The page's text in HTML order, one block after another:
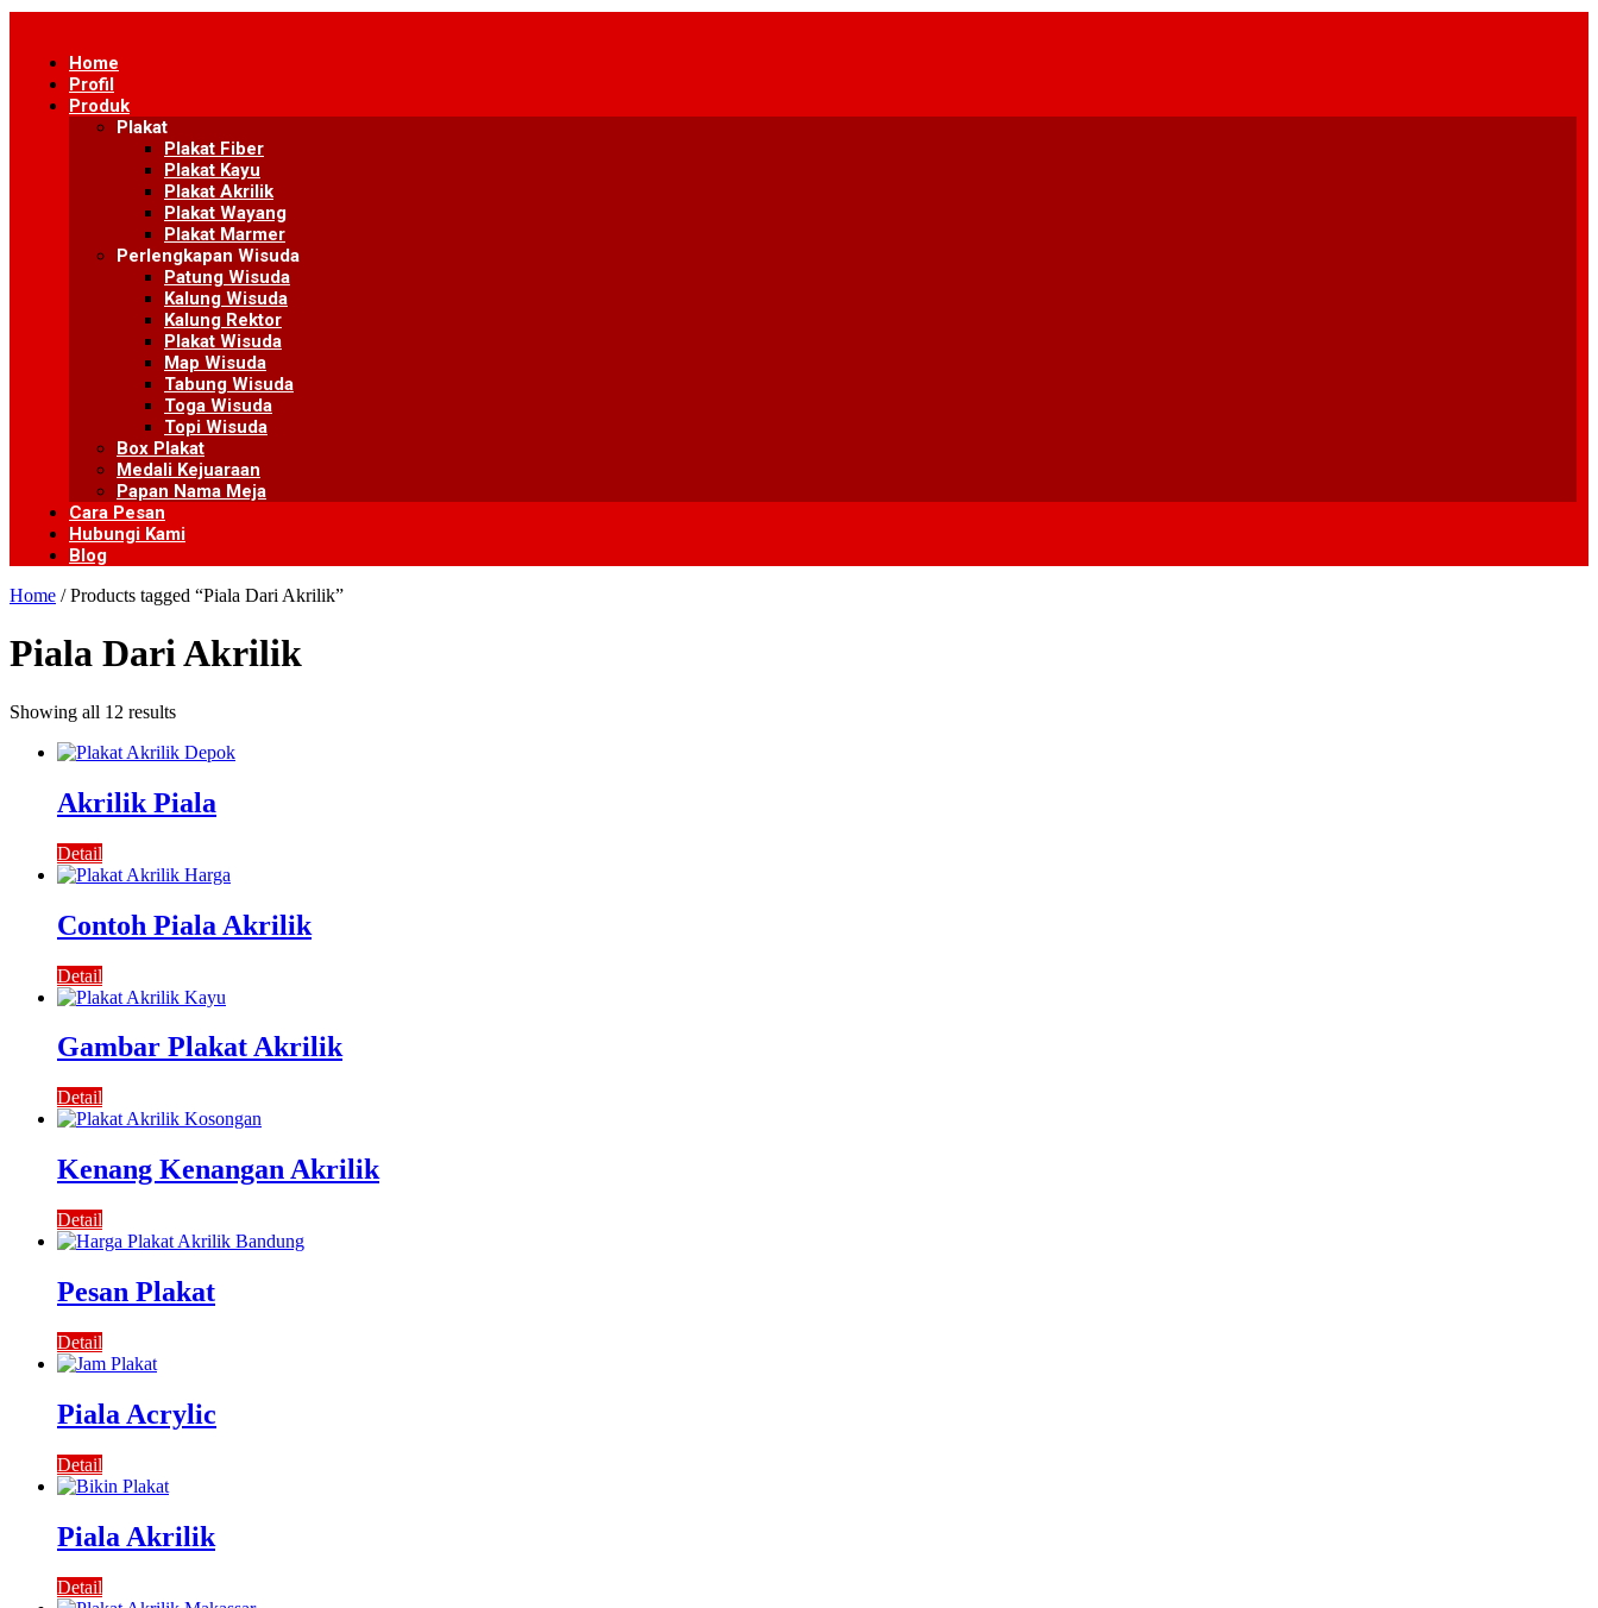
content
Home
Profil
Produk
Plakat
Plakat Fiber
Plakat Kayu
Plakat Akrilik
Plakat Wayang
Plakat Marmer
Perlengkapan Wisuda
Patung Wisuda
Kalung Wisuda
Kalung Rektor
Plakat Wisuda
Map Wisuda
Tabung Wisuda
Toga Wisuda
Topi Wisuda
Box Plakat
Medali Kejuaraan
Papan Nama Meja
Cara Pesan
Hubungi Kami
Blog
Home / Products tagged “Piala Dari Akrilik”
Piala Dari Akrilik
Showing all 12 results
Akrilik Piala
Detail
Contoh Piala Akrilik
Detail
Gambar Plakat Akrilik
Detail
Kenang Kenangan Akrilik
Detail
Pesan Plakat
Detail
Piala Acrylic
Detail
Piala Akrilik
Detail